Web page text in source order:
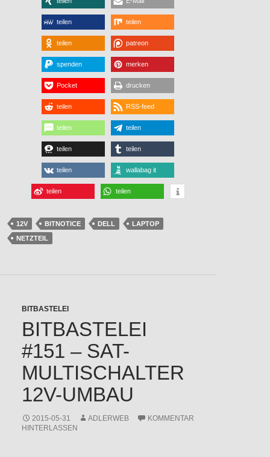
teilen teilen
teilen patreon
spenden merken
Pocket drucken
teilen RSS-feed
teilen teilen
teilen teilen
teilen wallabag it
teilen teilen
12V BITNOTICE DELL
LAPTOP
NETZTEIL
BITBASTELEI
BITBASTELEI
#151 – SAT-
MULTISCHALTER
12V-UMBAU
2015-05-31 ADLERWEB
KOMMENTAR
HINTERLASSEN